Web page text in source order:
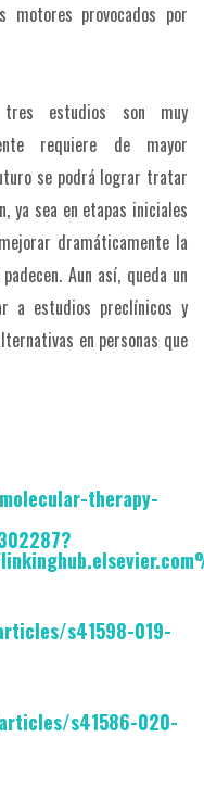
motores provocados por
estudios son muy
requiere de mayor
se podrá lograr tratar
ya sea en etapas iniciales
dramáticamente la
Aun así, queda un
a estudios preclínicos y
en personas que
therapy-
s41598-019-
s41586-020-